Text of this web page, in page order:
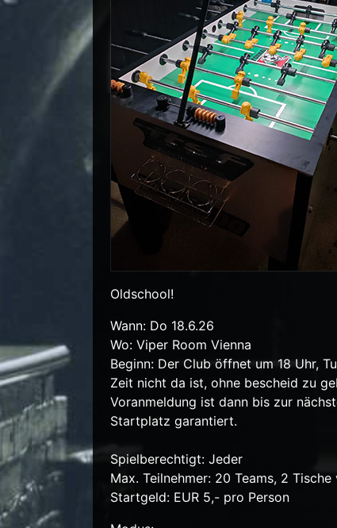
Oldschool!
Wann: Do 18.6.26
Wo: Viper Room Vienna
Beginn: Der Club öffnet um 18 Uhr,
Zeit nicht da ist, ohne bescheid zu
Voranmeldung ist dann bis zur
Startplatz garantiert.
Spielberechtigt: Jeder
Max. Teilnehmer: 20 Teams, 2
Startgeld: EUR 5,- pro Person